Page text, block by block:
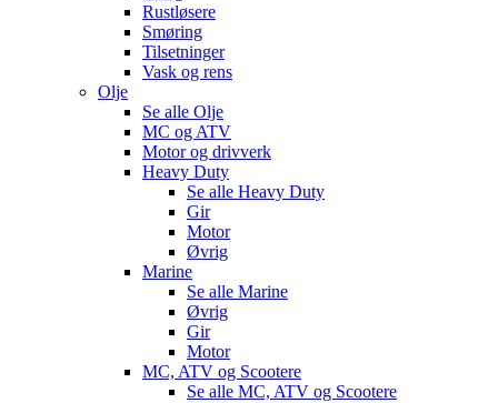
Rustløsere
Smøring
Tilsetninger
Vask og rens
Olje
Se alle Olje
MC og ATV
Motor og drivverk
Heavy Duty
Se alle Heavy Duty
Gir
Motor
Øvrig
Marine
Se alle Marine
Øvrig
Gir
Motor
MC, ATV og Scootere
Se alle MC, ATV og Scootere